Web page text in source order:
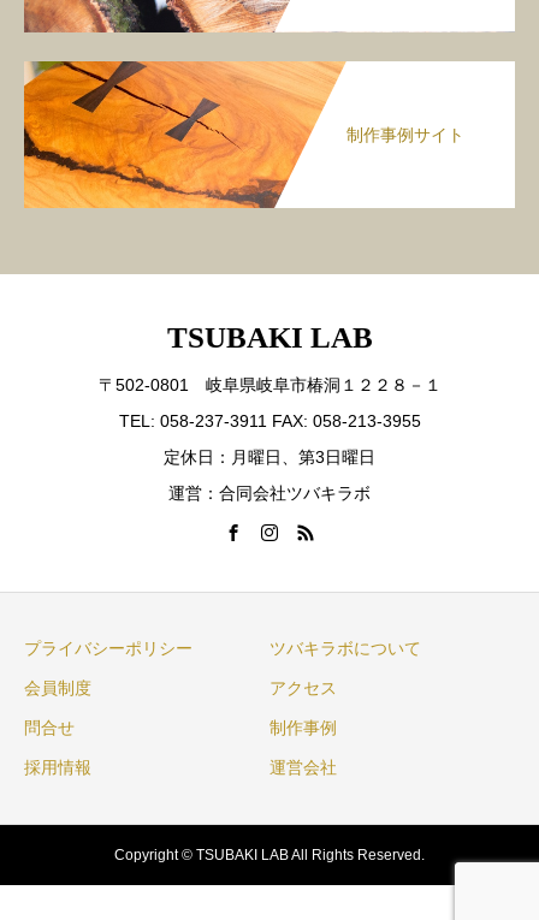
制作事例サイト
TSUBAKI LAB
〒502-0801 岐阜県岐阜市椿洞１２２８－１
TEL: 058-237-3911 FAX: 058-213-3955
定休日：月曜日、第3日曜日
運営：合同会社ツバキラボ
プライバシーポリシー ツバキラボについて
会員制度 アクセス
問合せ 制作事例
採用情報 運営会社
Copyright © TSUBAKI LAB All Rights Reserved.